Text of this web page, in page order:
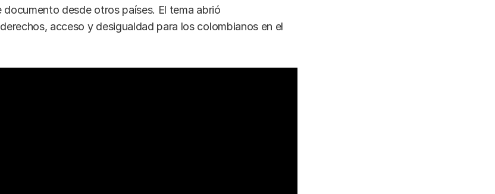
desde otros países. El tema abrió
acceso y desigualdad para los colombianos en el